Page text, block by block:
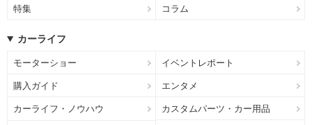
特集 コラム
カーライフ
モーターショー イベントレポート
購入ガイド エンタメ
カーライフ・ノウハウ カスタムパーツ・カー用品